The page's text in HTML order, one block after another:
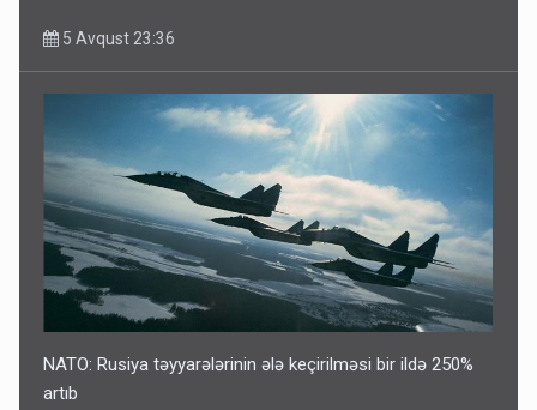
5 Avqust 23:36
NATO: Rusiya təyyarələrinin ələ keçirilməsi bir ildə 250%
artıb